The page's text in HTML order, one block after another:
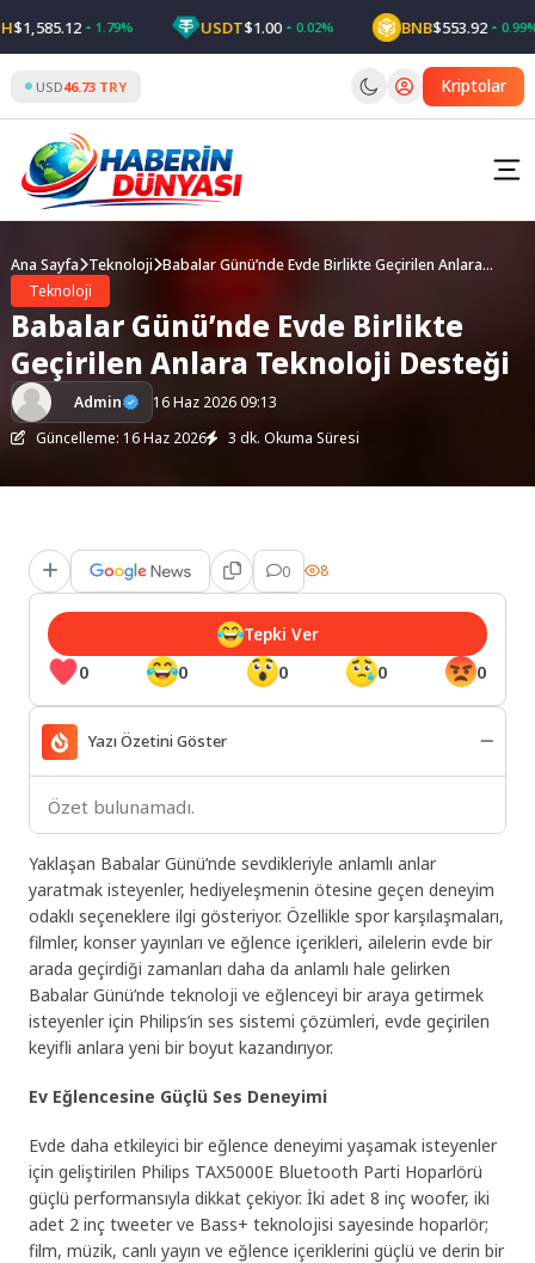
to
content
1.79% USDT$1.00 0.02% BNB$553.92 0.99%
USD46.73 TRY Kriptolar
Ana Sayfa Teknoloji Babalar Günü’nde Evde Birlikte Geçirilen Anlara
Teknoloji
Babalar Günü’nde Evde Birlikte
Geçirilen Anlara Teknoloji Desteği
Admin
16 Haz 2026 09:13
Güncelleme: 16 Haz 2026
3 dk. Okuma Süresi
0 8
0 0 0 0 0
Tepki Ver
Yazı Özetini Göster
Özet bulunamadı.
Yaklaşan Babalar Günü’nde sevdikleriyle anlamlı anlar
yaratmak isteyenler, hediyeleşmenin ötesine geçen deneyim
odaklı seçeneklere ilgi gösteriyor. Özellikle spor karşılaşmaları,
filmler, konser yayınları ve eğlence içerikleri, ailelerin evde bir
arada geçirdiği zamanları daha da anlamlı hale gelirken
Babalar Günü’nde teknoloji ve eğlenceyi bir araya getirmek
isteyenler için Philips’in ses sistemi çözümleri, evde geçirilen
keyifli anlara yeni bir boyut kazandırıyor.
Ev Eğlencesine Güçlü Ses Deneyimi
Evde daha etkileyici bir eğlence deneyimi yaşamak isteyenler
için geliştirilen Philips TAX5000E Bluetooth Parti Hoparlörü
güçlü performansıyla dikkat çekiyor. İki adet 8 inç woofer, iki
adet 2 inç tweeter ve Bass+ teknolojisi sayesinde hoparlör;
film, müzik, canlı yayın ve eğlence içeriklerini güçlü ve derin bir